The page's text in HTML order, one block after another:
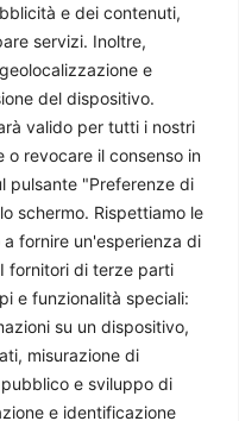
e dei contenuti,
servizi. Inoltre,
e
del dispositivo.
valido per tutti i nostri
o revocare il consenso in
pulsante "Preferenze di
schermo. Rispettiamo le
fornire un'esperienza di
fornitori di terze parti
e funzionalità speciali:
su un dispositivo,
misurazione di
e sviluppo di
e identificazione